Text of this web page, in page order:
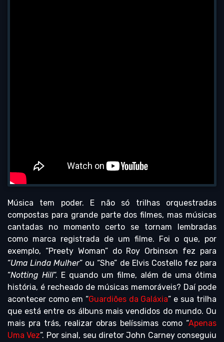
Música tem poder. E não só trilhas orquestradas
compostas para grande parte dos filmes, mas músicas
cantadas no momento certo se tornam lembradas
como marca registrada de um filme. Foi o que, por
exemplo, “Preety Woman” do Roy Orbinson fez para
“Uma Linda Mulher” ou “She” de Elvis Costello fez para
“Notting Hill“. E quando um filme, além de uma ótima
história, é recheado de músicas memoráveis? Daí pode
acontecer como em “Guardiões da Galáxia” e sua trilha
que está entre os álbuns mais vendidos do mundo. Ou
mais pra trás, realizar obras belíssimas como “Apenas
Uma Vez”. Por sinal, seu diretor John Carney conseguiu